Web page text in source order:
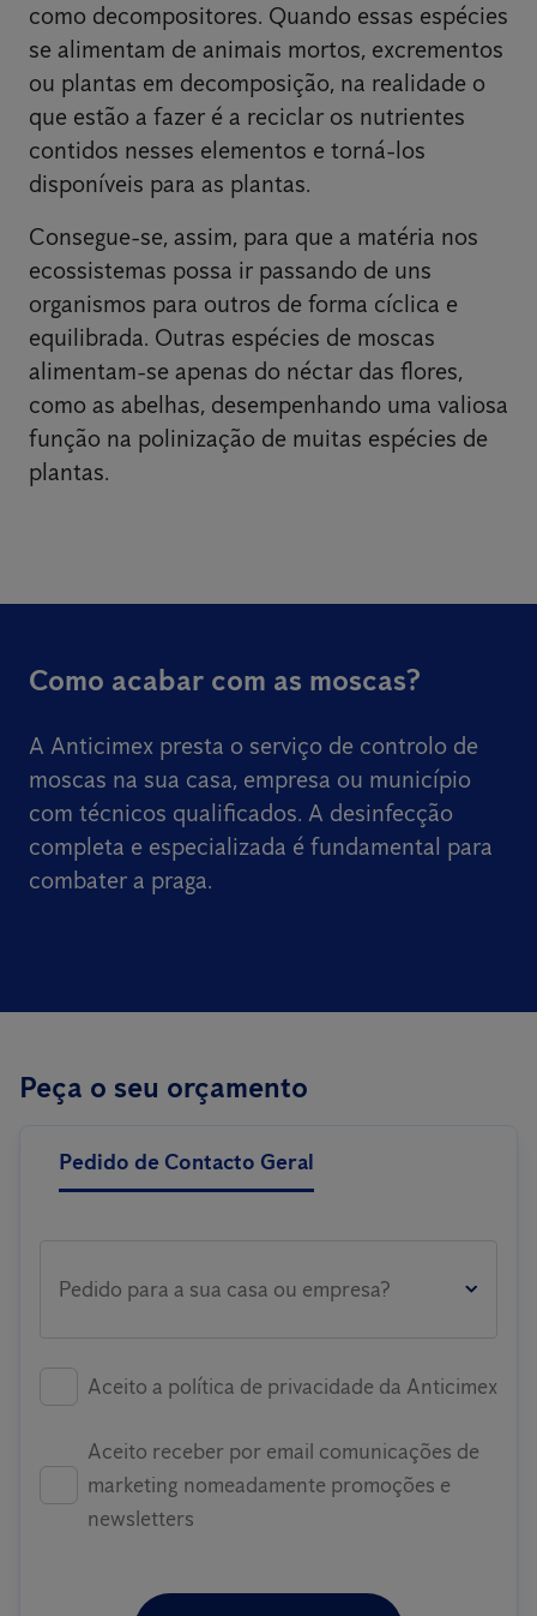
como decompositores. Quando essas espécies
se alimentam de animais mortos, excrementos
ou plantas em decomposição, na realidade o
que estão a fazer é a reciclar os nutrientes
contidos nesses elementos e torná-los
disponíveis para as plantas.
Consegue-se, assim, para que a matéria nos
ecossistemas possa ir passando de uns
organismos para outros de forma cíclica e
equilibrada. Outras espécies de moscas
alimentam-se apenas do néctar das flores,
como as abelhas, desempenhando uma valiosa
função na polinização de muitas espécies de
plantas.
Como acabar com as moscas?
A Anticimex presta o serviço de controlo de
moscas na sua casa, empresa ou município
com técnicos qualificados. A desinfecção
completa e especializada é fundamental para
combater a praga.
Peça o seu orçamento
Pedido de Contacto Geral
Pedido para a sua casa ou empresa?
Aceito a política de privacidade da Anticimex
Aceito receber por email comunicações de
marketing nomeadamente promoções e
newsletters